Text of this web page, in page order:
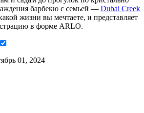
барбекю с семьей — Dubai Creek
жизни вы мечтаете, и представляет
в форме ARLO.
01, 2024